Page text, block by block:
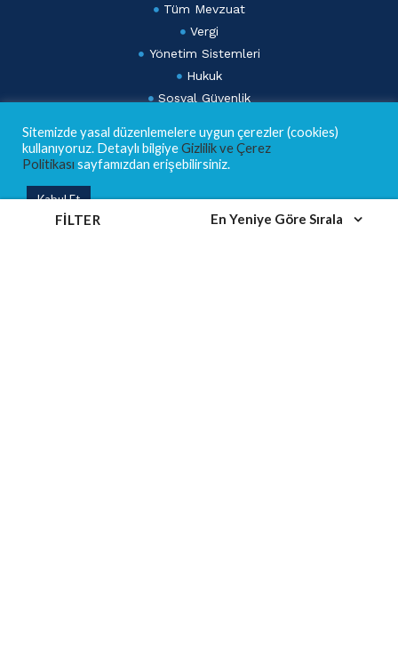
Tüm Mevzuat
Vergi
Yönetim Sistemleri
Hukuk
Sosyal Güvenlik
Dış Ticaret ve Gümrük
Lebib Yalkın Mevzuat Dergisi
AKADEMİ
Sitemizde yasal düzenlemelere uygun çerezler (cookies)
kullanıyoruz. Detaylı bilgiyeGizlilik ve Çerez
Politikası sayfamızdan erişebilirsiniz.
Kabul Et
FILTER En Yeniye Göre Sırala